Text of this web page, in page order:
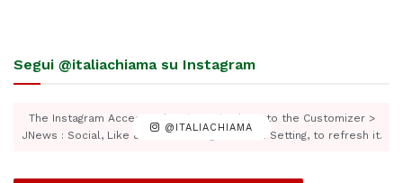
Segui @italiachiama su Instagram
@ITALIACHIAMA
The Instagram Access Token is expired, Go to the Customizer >
JNews : Social, Like & View > Instagram Feed Setting, to refresh it.